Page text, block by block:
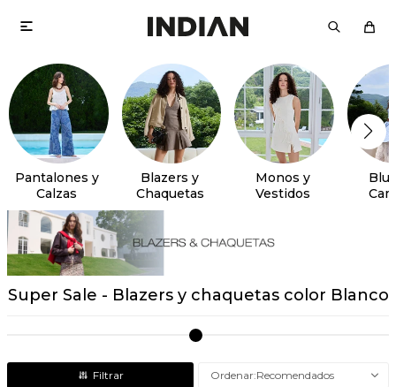

Pantalones y
Calzas
Blazers y
Chaquetas
Monos y
Vestidos
Super Sale - Blazers y chaquetas color Blanco
Recomendados